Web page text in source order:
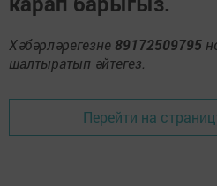
Хәбәрләрегезне 89172509795
шалтыратып әйтегез.
Перейти на